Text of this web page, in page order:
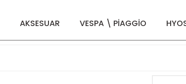
AKSESUAR VESPA \ PİAGGİO